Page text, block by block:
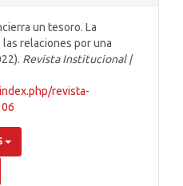
un tesoro. La
relaciones por una
Revista Institucional |
revista-